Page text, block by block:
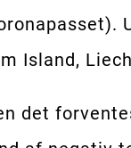
Island,
det